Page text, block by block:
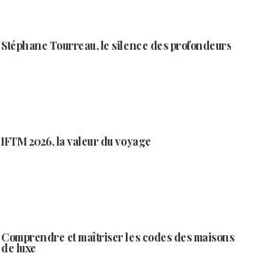
Stéphane Tourreau, le silence des profondeurs
IFTM 2026, la valeur du voyage
Comprendre et maîtriser les codes des maisons
de luxe